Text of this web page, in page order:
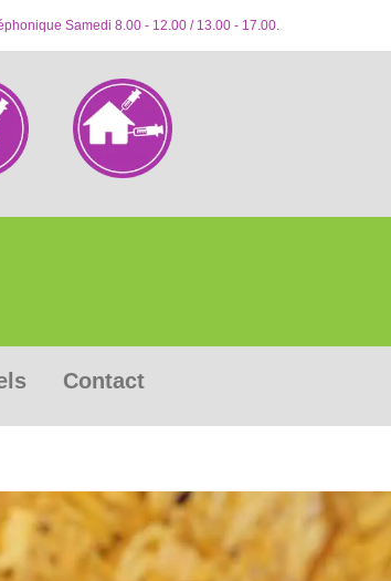
Samedi 8.00 - 12.00 / 13.00 - 17.00.
Contact